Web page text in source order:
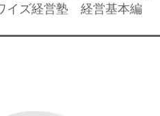
イズ経営塾 経営基本編